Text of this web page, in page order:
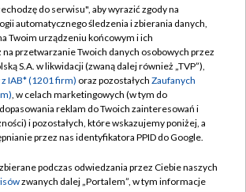
TVP
TVP
Cyfrowa
Regulamin TVP
Polityka prywatności
Moje zgody
Pomoc
Kontakt
do serwisu", aby wyrazić zgody na
automatycznego śledzenia i zbierania danych,
Twoim urządzeniu końcowym i ich
przetwarzanie Twoich danych osobowych przez
S.A. w likwidacji (zwaną dalej również „TVP”),
IAB* (1201 firm) oraz pozostałych Zaufanych
, w celach marketingowych (w tym do
reklam do Twoich zainteresowań i
i pozostałych, które wskazujemy poniżej, a
przez nas identyfikatora PPID do Google.
podczas odwiedzania przez Ciebie naszych
zwanych dalej „Portalem”, w tym informacje